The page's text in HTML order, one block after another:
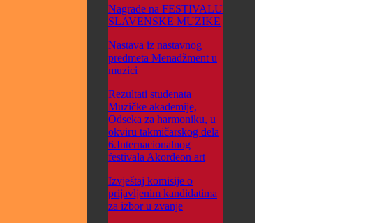
Nagrade na FESTIVALU
SLAVENSKE MUZIKE
Nastava iz nastavnog
predmeta Menadžment u
muzici
Rezultati studenata
Muzičke akademije,
Odseka za harmoniku, u
okviru takmičarskog dela
6.Internacionalnog
festivala Akordeon art
Izvještaj komisije o
prijavljenim kandidatima
za izbor u zvanje